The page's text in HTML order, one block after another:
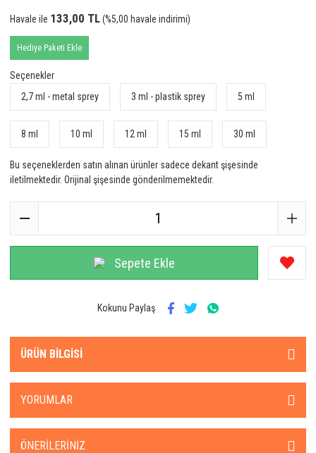
Havale ile 133,00 TL(%5,00 havale indirimi)
Hediye Paketi Ekle
Seçenekler
2,7 ml - metal sprey
3 ml - plastik sprey 5 ml
8 ml 10 ml 12 ml 15 ml 30 ml
Bu seçeneklerden satın alınan ürünler sadece dekant şişesinde
iletilmektedir. Orijinal şişesinde gönderilmemektedir.
Sepete Ekle
Kokunu Paylaş
ÜRÜN BILGISI
YORUMLAR
ÖNERILERINIZ